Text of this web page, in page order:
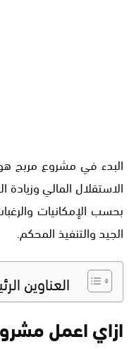
البدء في مشروع مربح
الاستقلال المالي وزيادة
بحسب الإمكانيات
الجيد والتنفيذ المحكم.
العناوين
ازاي اعمل